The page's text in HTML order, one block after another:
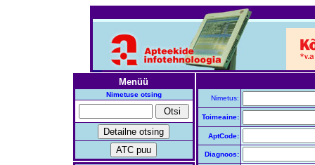
Menüü
Nimetuse otsing Nimetus:
Toimeaine:
AptCode:
Diagnoos: